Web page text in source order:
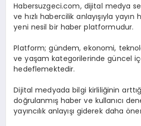
Habersuzgeci.com, dijital medya
ve hızlı habercilik anlayışıyla
yeni nesil bir haber platformudur.
Platform; gündem, ekonomi,
ve yaşam kategorilerinde güncel
hedeflemektedir.
Dijital medyada bilgi kirliliğinin
doğrulanmış haber ve kullanıcı
yayıncılık anlayışı giderek daha